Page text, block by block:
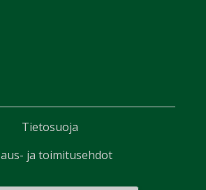
Tietosuoja
ja toimitusehdot